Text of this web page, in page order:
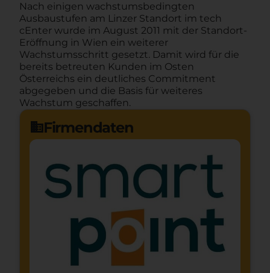
Nach einigen wachstumsbedingten
Ausbaustufen am Linzer Standort im tech
cEnter wurde im August 2011 mit der Standort-
Eröffnung in Wien ein weiterer
Wachstumsschritt gesetzt. Damit wird für die
bereits betreuten Kunden im Osten
Österreichs ein deutliches Commitment
abgegeben und die Basis für weiteres
Wachstum geschaffen.
domainFirmendaten